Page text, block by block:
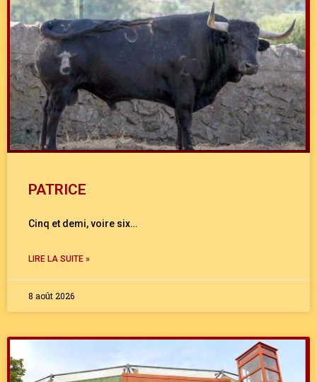
PATRICE
Cinq et demi, voire six…
LIRE LA SUITE »
8 août 2026